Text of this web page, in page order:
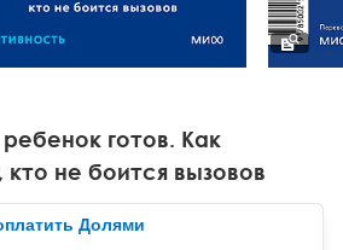
панические атаки
психотерапии
гипноз и НЛП
психология
психоанализ
готов. Как
кто не боится вызовов
Долями